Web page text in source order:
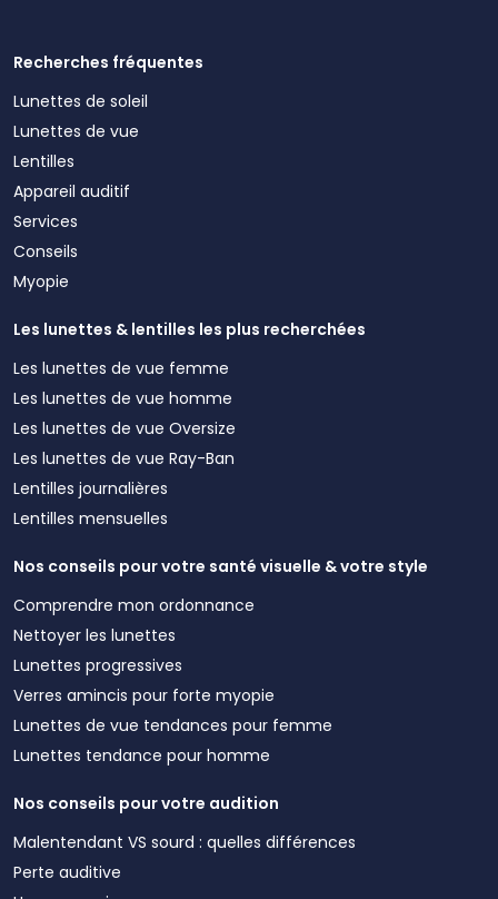
Recherches fréquentes
Lunettes de soleil
Lunettes de vue
Lentilles
Appareil auditif
Services
Conseils
Myopie
Les lunettes & lentilles les plus recherchées
Les lunettes de vue femme
Les lunettes de vue homme
Les lunettes de vue Oversize
Les lunettes de vue Ray-Ban
Lentilles journalières
Lentilles mensuelles
Nos conseils pour votre santé visuelle & votre style
Comprendre mon ordonnance
Nettoyer les lunettes
Lunettes progressives
Verres amincis pour forte myopie
Lunettes de vue tendances pour femme
Lunettes tendance pour homme
Nos conseils pour votre audition
Malentendant VS sourd : quelles différences
Perte auditive